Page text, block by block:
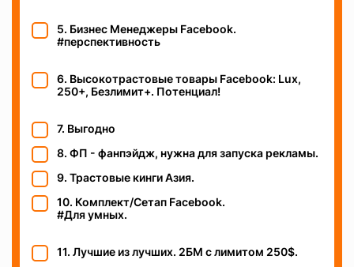
5. Бизнес Менеджеры Facebook.
#перспективность
6. Высокотрастовые товары Facebook: Lux,
250+, Безлимит+. Потенциал!
7. Выгодно
8. ФП - фанпэйдж, нужна для запуска рекламы.
9. Трастовые кинги Азия.
10. Комплект/Сетап Facebook.
#Для умных.
11. Лучшие из лучших. 2БМ c лимитом 250$.